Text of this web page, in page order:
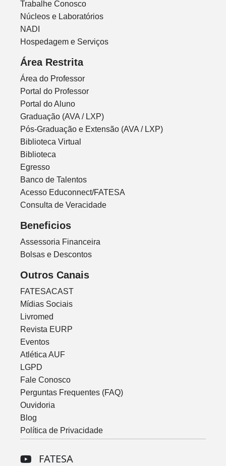
Trabalhe Conosco
Núcleos e Laboratórios
NADI
Hospedagem e Serviços
Área Restrita
Área do Professor
Portal do Professor
Portal do Aluno
Graduação (AVA / LXP)
Pós-Graduação e Extensão (AVA / LXP)
Biblioteca Virtual
Biblioteca
Egresso
Banco de Talentos
Acesso Educonnect/FATESA
Consulta de Veracidade
Beneficios
Assessoria Financeira
Bolsas e Descontos
Outros Canais
FATESACAST
Mídias Sociais
Livromed
Revista EURP
Eventos
Atlética AUF
LGPD
Fale Conosco
Perguntas Frequentes (FAQ)
Ouvidoria
Blog
Política de Privacidade
FATESA